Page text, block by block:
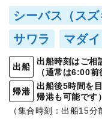
シーバス（スズ
サワラ
マダイ
出船
出船時刻はご相
（通常は6:00前
帰港
出船後5時間を
帰港も可能です）
（集合時刻：出船15分